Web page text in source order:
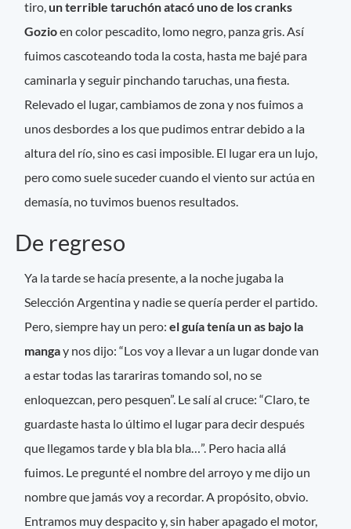
tiro, un terrible taruchón atacó uno de los cranks
Gozioen color pescadito, lomo negro, panza gris. Así
fuimos cascoteando toda la costa, hasta me bajé para
caminarla y seguir pinchando taruchas, una fiesta.
Relevado el lugar, cambiamos de zona y nos fuimos a
unos desbordes a los que pudimos entrar debido a la
altura del río, sino es casi imposible. El lugar era un lujo,
pero como suele suceder cuando el viento sur actúa en
demasía, no tuvimos buenos resultados.
De regreso
Ya la tarde se hacía presente, a la noche jugaba la
Selección Argentina y nadie se quería perder el partido.
Pero, siempre hay un pero:el guía tenía un as bajo la
mangay nos dijo: “Los voy a llevar a un lugar donde van
a estar todas las tarariras tomando sol, no se
enloquezcan, pero pesquen”. Le salí al cruce: “Claro, te
guardaste hasta lo último el lugar para decir después
que llegamos tarde y bla bla bla…”. Pero hacia allá
fuimos. Le pregunté el nombre del arroyo y me dijo un
nombre que jamás voy a recordar. A propósito, obvio.
Entramos muy despacito y, sin haber apagado el motor,